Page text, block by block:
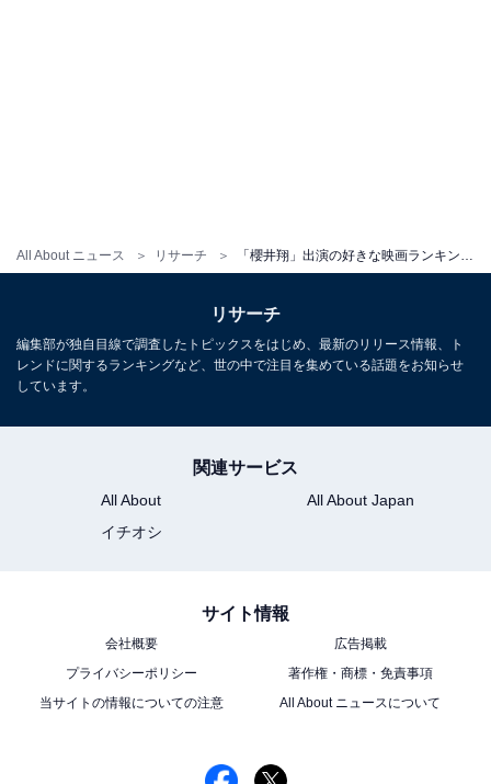
All About ニュース リサーチ
リサーチ
編集部が独自目線で調査したトピックスをはじめ、最新のリリース情報、ト
レンドに関するランキングなど、世の中で注目を集めている話題をお知らせ
しています。
関連サービス
All About
All About Japan
イチオシ
サイト情報
会社概要
広告掲載
プライバシーポリシー
著作権・商標・免責事項
当サイトの情報についての注意
All About ニュースについて